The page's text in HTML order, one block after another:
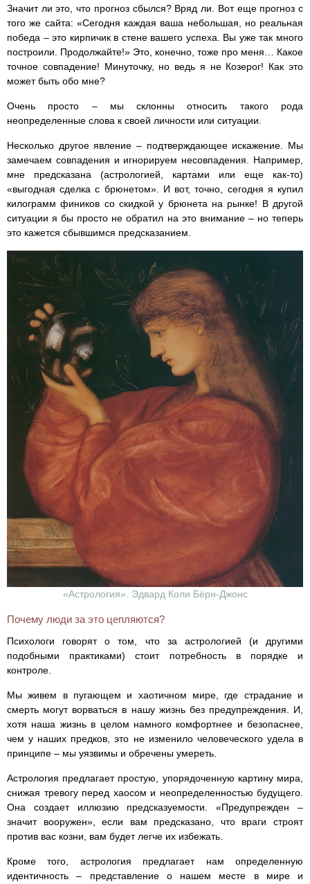
Значит ли это, что прогноз сбылся? Вряд ли. Вот еще прогноз с
того же сайта: «Сегодня каждая ваша небольшая, но реальная
победа – это кирпичик в стене вашего успеха. Вы уже так много
построили. Продолжайте!» Это, конечно, тоже про меня… Какое
точное совпадение! Минуточку, но ведь я не Козерог! Как это
может быть обо мне?
Очень просто – мы склонны относить такого рода
неопределенные слова к своей личности или ситуации.
Несколько другое явление – подтверждающее искажение. Мы
замечаем совпадения и игнорируем несовпадения. Например,
мне предсказана (астрологией, картами или еще как-то)
«выгодная сделка с брюнетом». И вот, точно, сегодня я купил
килограмм фиников со скидкой у брюнета на рынке! В другой
ситуации я бы просто не обратил на это внимание – но теперь
это кажется сбывшимся предсказанием.
«Астрология». Эдвард Коли Бёрн-Джонс
Почему люди за это цепляются?
Психологи говорят о том, что за астрологией (и другими
подобными практиками) стоит потребность в порядке и
контроле.
Мы живем в пугающем и хаотичном мире, где страдание и
смерть могут ворваться в нашу жизнь без предупреждения. И,
хотя наша жизнь в целом намного комфортнее и безопаснее,
чем у наших предков, это не изменило человеческого удела в
принципе – мы уязвимы и обречены умереть.
Астрология предлагает простую, упорядоченную картину мира,
снижая тревогу перед хаосом и неопределенностью будущего.
Она создает иллюзию предсказуемости. «Предупрежден –
значит вооружен», если вам предсказано, что враги строят
против вас козни, вам будет легче их избежать.
Кроме того, астрология предлагает нам определенную
идентичность – представление о нашем месте в мире и